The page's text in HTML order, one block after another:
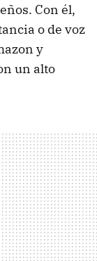
Con él,
o de voz
y
un alto